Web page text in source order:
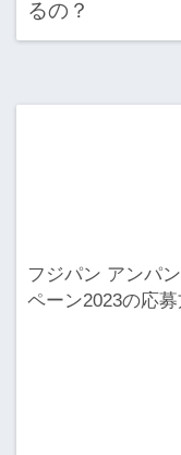
フジパン アンパ
ペーン2023の応